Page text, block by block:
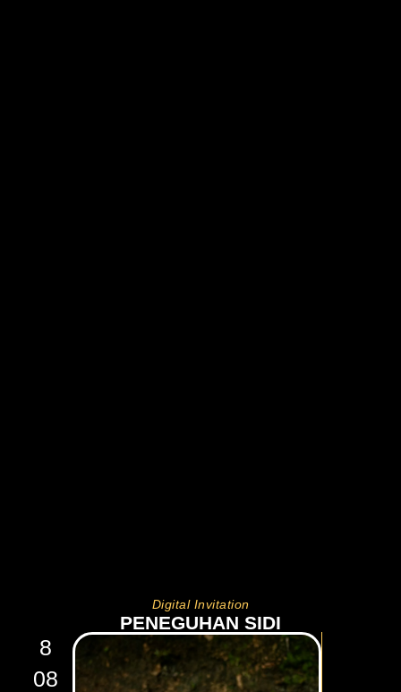
Digital Invitation
PENEGUHAN SIDI
8
08